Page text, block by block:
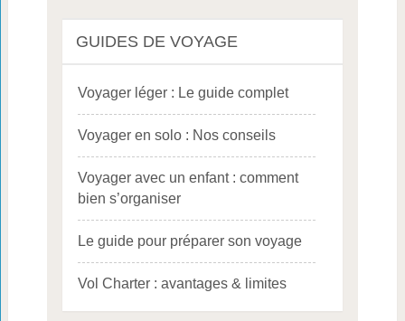
GUIDES DE VOYAGE
Voyager léger : Le guide complet
Voyager en solo : Nos conseils
Voyager avec un enfant : comment
bien s’organiser
Le guide pour préparer son voyage
Vol Charter : avantages & limites